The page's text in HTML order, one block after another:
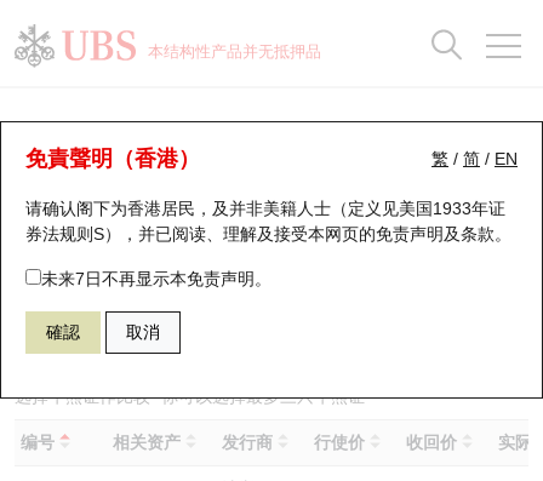
本结构性产品并无抵押品
繁 / 简 / EN
免責聲明（香港）
请确认阁下为香港居民，及并非美籍人士（定义见美国1933年证
券法规则S），并已阅读、理解及接受本网页的免责声明及条款。
未来7日不再显示本免责声明。
確認 取消
牛熊证分析仪
表现 街货统计 比较
69605 瑞银牛证 HSI 恒生指数
选择牛熊证作比较 *你可以选择最多三只牛熊证
编号 相关资产 发行商 行使价 收回价 实际
瑞银认股证一览
新发行瑞银认股证
即将到期认股证
认股证到期结算价查找
认股证分析仪
认股证速算机
街货统计
比较
牛熊全景快搜
牛熊证搜寻
牛熊证街货分布图
正股牛熊证列表
新发行瑞银牛熊证
已收回牛熊证剩余价值
街货统计
比较
十大升幅/跌幅
十大认股证成交分布
十天股证占大市成交
资金流
街货统计
三十大平均引伸波幅
正股分析仪
二十大活跃股份
恒指成份股
国指成份股
科指成份股
相关资产沽空
持股比重
显示所有持股比重
每月轮证大市专题
轮证专栏
讲座及教育短片
认股证投资者教育
牛熊证投资者教育
认股证牛熊证常问问题